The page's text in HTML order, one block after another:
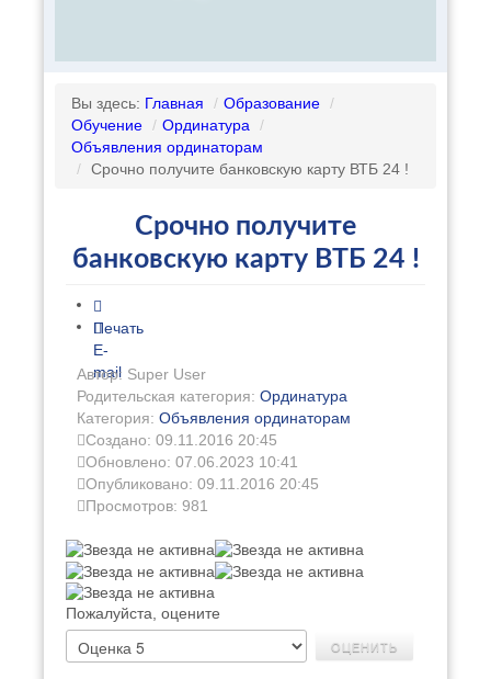
Вы здесь: Главная / Образование
/
Обучение
/ Ординатура
/
Объявления ординаторам
/ Срочно получите банковскую карту ВТБ 24 !
Срочно получите
банковскую карту ВТБ 24 !
Печать
E-
mail
Автор: Super User
Родительская категория: Ординатура
Категория: Объявления ординаторам
Создано: 09.11.2016 20:45
Обновлено: 07.06.2023 10:41
Опубликовано: 09.11.2016 20:45
Просмотров: 981
Пожалуйста, оцените